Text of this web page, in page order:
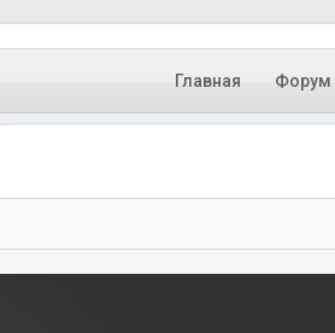
Главная Форум